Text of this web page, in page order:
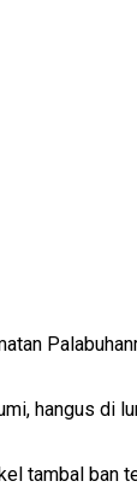
hangus di
tambal ban